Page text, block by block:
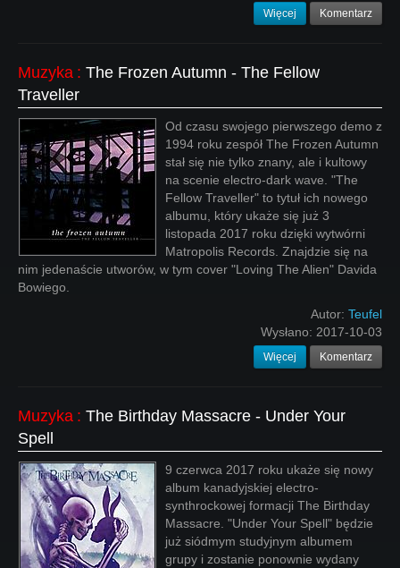
Więcej Komentarz
Muzyka : The Frozen Autumn - The Fellow
Traveller
Od czasu swojego pierwszego demo z
1994 roku zespół The Frozen Autumn
stał się nie tylko znany, ale i kultowy
na scenie electro-dark wave. "The
Fellow Traveller" to tytuł ich nowego
albumu, który ukaże się już 3
listopada 2017 roku dzięki wytwórni
Matropolis Records. Znajdzie się na
nim jedenaście utworów, w tym cover "Loving The Alien" Davida
Bowiego.
Autor: Teufel
Wysłano: 2017-10-03
Więcej Komentarz
Muzyka : The Birthday Massacre - Under Your
Spell
9 czerwca 2017 roku ukaże się nowy
album kanadyjskiej electro-
synthrockowej formacji The Birthday
Massacre. "Under Your Spell" będzie
już siódmym studyjnym albumem
grupy i zostanie ponownie wydany